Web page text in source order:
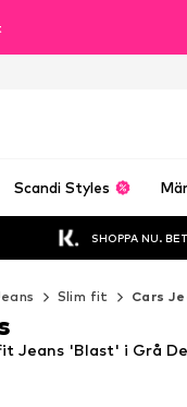
Scandi Styles
SHOPPA NU.
Slim fit Cars
Jeans 'Blast' i Grå